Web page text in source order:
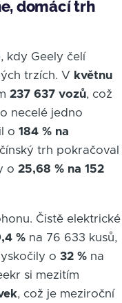
domácí trh
kdy Geely čelí
trzích. V květnu
237 637 vozů, což
necelé jedno
o 184 % na
trh pokračoval
o 25,68 % na 152
Čistě elektrické
% na 76 633 kusů,
o 32 % na
si mezitím
, což je meziroční